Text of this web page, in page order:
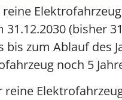
(bisher
zum Ablauf des
noch 5
reine